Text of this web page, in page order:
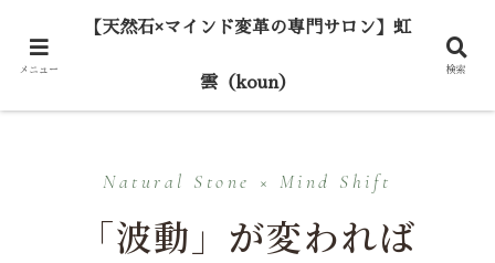
Natural Stone × Mind Shift
「波動」が変われば
メニュー
【天然石×マインド変革の専門サロン】虹
雲（koun）
検索